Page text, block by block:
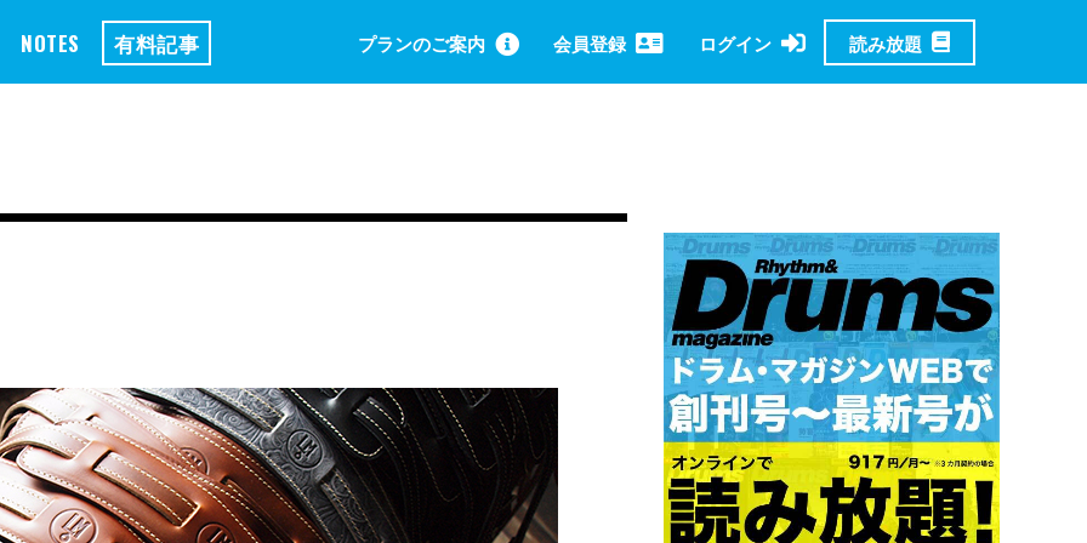
NOTES 有料記事 プランのご案内 会員登録 ログイン 読み放題